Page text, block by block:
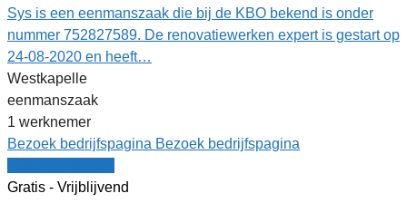
Sys is een eenmanszaak die bij de KBO bekend is onder
nummer 752827589. De renovatiewerken expert is gestart op
24-08-2020 en heeft…
Westkapelle
eenmanszaak
1 werknemer
Bezoek bedrijfspagina Bezoek bedrijfspagina
Gratis - Vrijblijvend